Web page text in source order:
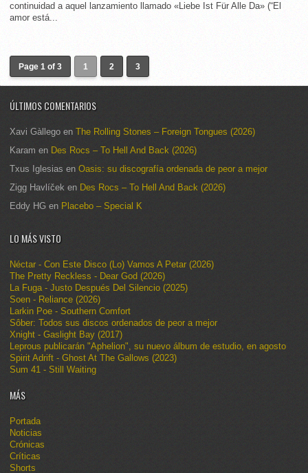
continuidad a aquel lanzamiento llamado «Liebe Ist Für Alle Da» (“El
amor está...
Page 1 of 3 1 2 3
ÚLTIMOS COMENTARIOS
Xavi Gàllego en The Rolling Stones – Foreign Tongues (2026)
Karam en Des Rocs – To Hell And Back (2026)
Txus Iglesias en Oasis: su discografía ordenada de peor a mejor
Zigg Havlíček en Des Rocs – To Hell And Back (2026)
Eddy HG en Placebo – Special K
LO MÁS VISTO
Néctar - Con Este Disco (Lo) Vamos A Petar (2026)
The Pretty Reckless - Dear God (2026)
La Fuga - Justo Después Del Silencio (2025)
Soen - Reliance (2026)
Larkin Poe - Southern Comfort
Sôber: Todos sus discos ordenados de peor a mejor
Xnight - Gaslight Bay (2017)
Leprous publicarán "Aphelion", su nuevo álbum de estudio, en agosto
Spirit Adrift - Ghost At The Gallows (2023)
Sum 41 - Still Waiting
MÁS
Portada
Noticias
Crónicas
Críticas
Shorts